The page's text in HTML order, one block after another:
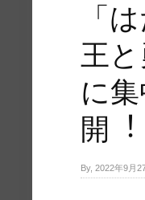
「
王
に
開︕
By, 2022年9月